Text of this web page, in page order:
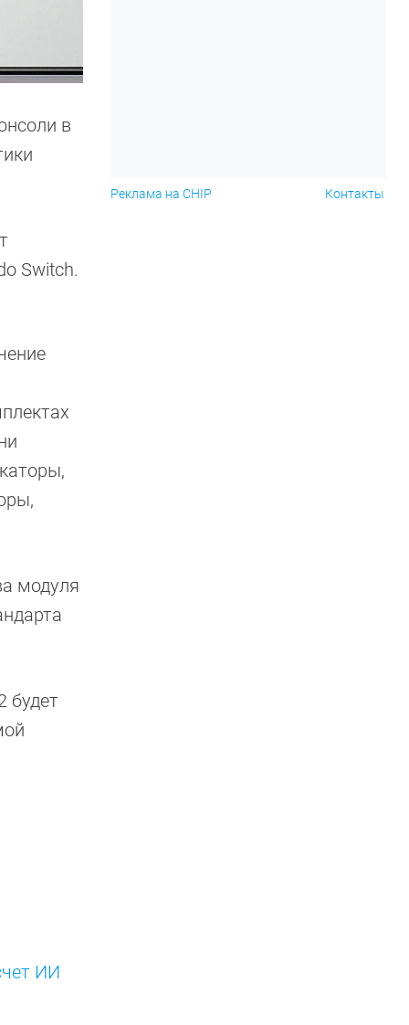
в
Switch.
модуля
будет
ИИ
Реклама на CHIP Контакты